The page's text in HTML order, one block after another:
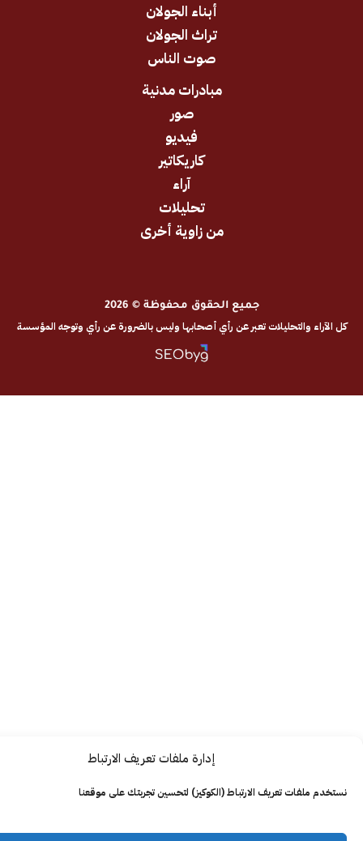
إدارة ملفات تعريف الارتباط
تعريف الارتباط (الكوكيز) لتحسين تجربتك على موقعنا
أبناء الجولان
تراث الجولان
صوت الناس
مبادرات مدنية
من زاوية أخرى
جميع الحقوق محفوظة © 2026
تعبر عن رأي أصحابها وليس بالضرورة عن رأي وتوجه المؤسسة